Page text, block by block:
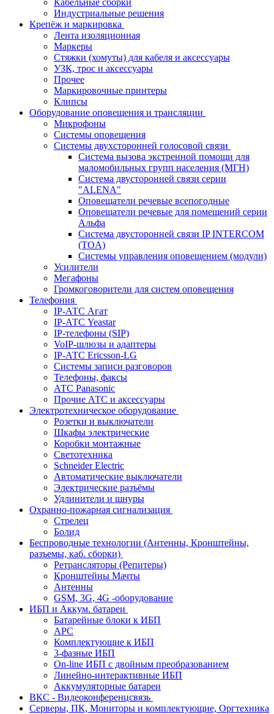
Кабельные сборки
Индустриальные решения
Крепёж и маркировка
Лента изоляционная
Маркеры
Стяжки (хомуты) для кабеля и аксессуары
УЗК, трос и аксессуары
Прочее
Маркировочные принтеры
Клипсы
Оборудование оповещения и трансляции
Микрофоны
Системы оповещения
Системы двухсторонней голосовой связи
Система вызова экстренной помощи для
маломобильных групп населения (МГН)
Система двусторонней связи серии
"ALENA"
Оповещатели речевые всепогодные
Оповещатели речевые для помещений серии
Альфа
Система двусторонней связи IP INTERCOM
(TOA)
Системы управления оповещением (модули)
Усилители
Мегафоны
Громкоговорители для систем оповещения
Телефония
IP-АТС Агат
IP-АТС Yeastar
IP-телефоны (SIP)
VoIP-шлюзы и адаптеры
IP-АТС Ericsson-LG
Системы записи разговоров
Телефоны, факсы
АТС Panasonic
Прочие АТС и аксессуары
Электротехническое оборудование
Розетки и выключатели
Шкафы электрические
Коробки монтажные
Светотехника
Schneider Electric
Автоматические выключатели
Электрические разъёмы
Удлинители и шнуры
Охранно-пожарная сигнализация
Стрелец
Болид
Беспроводные технологии (Антенны, Кронштейны,
разъемы, каб. сборки)
Ретрансляторы (Репитеры)
Кронштейны Мачты
Антенны
GSM, 3G, 4G -оборудование
ИБП и Аккум. батареи
Батарейные блоки к ИБП
APC
Комплектующие к ИБП
3-фазные ИБП
On-line ИБП с двойным преобразованием
Линейно-интерактивные ИБП
Аккумуляторные батареи
ВКС - Видеоконференцсвязь
Серверы, ПК, Мониторы и комплектующие, Оргтехника